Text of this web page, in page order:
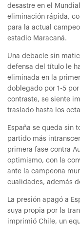
desastre en el
eliminación rápida,
para la actual
estadio Maracaná.
Una debacle sin
defensa del título le
eliminada en la
doblegado por 1-5
contraste, se siente
traslado hasta los
España se queda sin
partido más
primera fase contra
optimismo, con la
ante la campeona
cualidades, además
La presión apagó a
suya propia por la
imprimió Chile, un